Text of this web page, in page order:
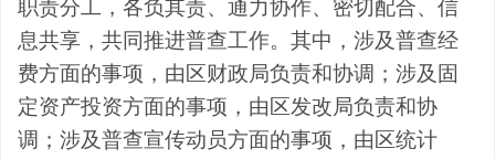
职责分工，各负其责、通力协作、密切配合、信
息共享 ， 共同推进普查工作。其中，涉及普查经
费方面的事项，由 区财政局负责和协调；涉及固
定资产投资方面的事项，由区发改局负责和协
调；涉及普查宣传动员方面的事项，由 区统计